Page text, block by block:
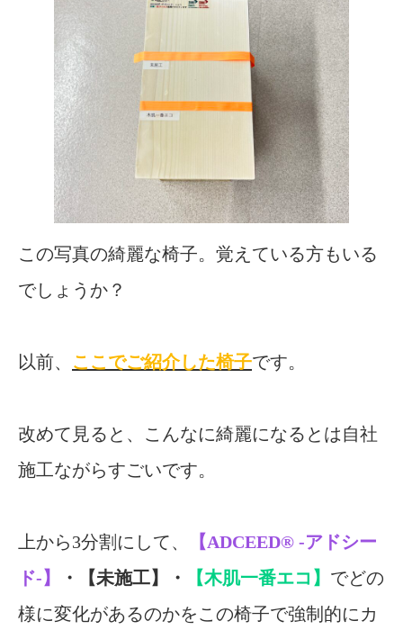
この写真の綺麗な椅子。覚えている方もいる
でしょうか？
以前、 ここでご紹介した椅子です。
改めて見ると、こんなに綺麗になるとは自社
施工ながらすごいです。
上から3分割にして、
【ADCEED®︎ -アドシー
ド-】
・【未施工】・ 【木肌一番エコ】 でどの
様に変化があるのかをこの椅子で強制的にカ